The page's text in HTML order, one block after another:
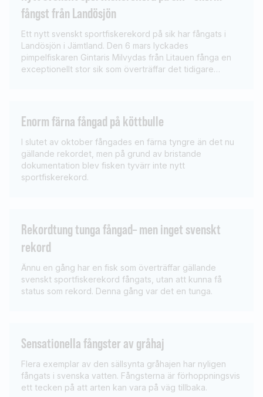
fångst från Landösjön
Ett nytt svenskt sportfiskerekord på sik har fångats i
Landösjön i Jämtland. Den 6 mars lyckades
pimpelfiskaren Gintaris Milvydas från Litauen fånga en
exceptionellt stor sik som överträffar det tidigare
[…]
Enorm färna fångad på köttbulle
I slutet av oktober fångades en färna tyngre än det nu
gällande rekordet, men på grund av bristande
dokumentation blev fisken tyvärr inte nytt
sportfiskerekord.
Rekordtung tunga fångad– men inget svenskt
rekord
Ännu en gång har en fisk som överträffar gällande
svenskt sportfiskerekord fångats, utan att kunna få
status som rekord. Denna gång var det en tunga.
Sensationella fångster av gråhaj
Flera exemplar av den sällsynta gråhajen har nyligen
fångats i svenska vatten. Fångsterna är förhoppningsvis
ett tecken på att arten kan vara på väg tillbaka.